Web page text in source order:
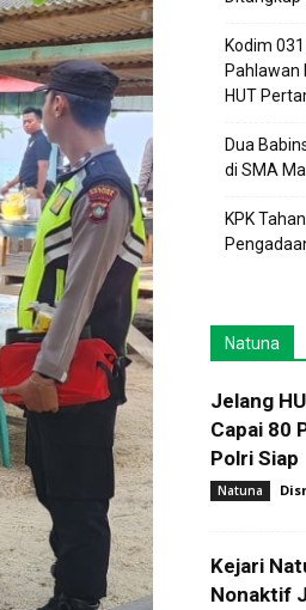
Kodim
Pahlawan
HUT
Dua
di SMA
KPK
Natuna
Jelang
Capai 80
Polri Siap
Natuna
Kejari
Nonaktif